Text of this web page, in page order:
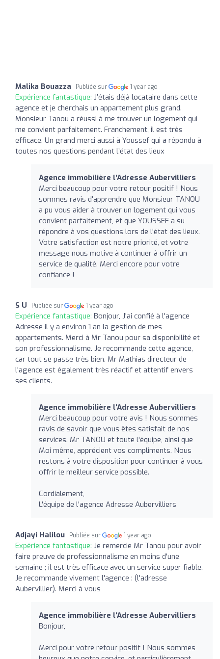
Malika Bouazza Publiée sur 1 year ago
Expérience fantastique: J’étais déjà locataire dans cette
agence et je cherchais un appartement plus grand.
Monsieur Tanou a réussi à me trouver un logement qui
me convient parfaitement. Franchement, il est très
efficace. Un grand merci aussi à Youssef qui a répondu à
toutes nos questions pendant l’état des lieux
Agence immobilière l'Adresse Aubervilliers
Merci beaucoup pour votre retour positif ! Nous
sommes ravis d'apprendre que Monsieur TANOU
a pu vous aider à trouver un logement qui vous
convient parfaitement, et que YOUSSEF a su
répondre à vos questions lors de l'état des lieux.
Votre satisfaction est notre priorité, et votre
message nous motive à continuer à offrir un
service de qualité. Merci encore pour votre
confiance !
S U Publiée sur 1 year ago
Expérience fantastique: Bonjour, J'ai confié à l'agence
Adresse il y a environ 1 an la gestion de mes
appartements. Merci à Mr Tanou pour sa disponibilité et
son professionnalisme. Je recommande cette agence,
car tout se passe très bien. Mr Mathias directeur de
l'agence est également très réactif et attentif envers
ses clients.
Agence immobilière l'Adresse Aubervilliers
Merci beaucoup pour votre avis ! Nous sommes
ravis de savoir que vous êtes satisfait de nos
services. Mr TANOU et toute l'équipe, ainsi que
Moi même, apprécient vos compliments. Nous
restons à votre disposition pour continuer à vous
offrir le meilleur service possible.
Cordialement,
L'équipe de l'agence Adresse Aubervilliers
Adjayi Halilou Publiée sur 1 year ago
Expérience fantastique: Je remercie Mr Tanou pour avoir
faire preuve de professionnalisme en moins d'une
semaine ; il est très efficace avec un service super fiable.
Je recommande vivement l'agence : (l'adresse
Aubervillier). Merci à vous
Agence immobilière l'Adresse Aubervilliers
Bonjour,
Merci pour votre retour positif ! Nous sommes